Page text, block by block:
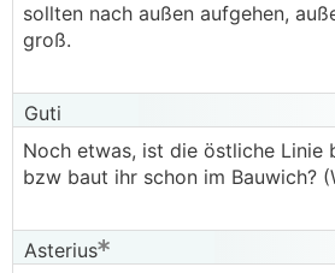
sollten nach außen aufgehen,
groß.
Guti
Noch etwas, ist die östliche Linie
bzw baut ihr schon im Bauwich?
Asterius